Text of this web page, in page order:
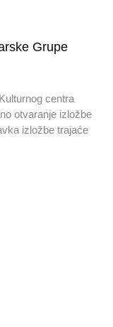
Grupe
centra
otvaranje izložbe
izložbe trajaće